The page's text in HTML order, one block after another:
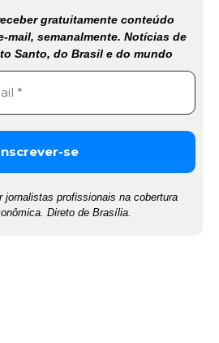
gratuitamente conteúdo
mail, semanalmente. Notícias de
Santo, do Brasil e do mundo
jornalistas profissionais na cobertura
Direto de Brasília.